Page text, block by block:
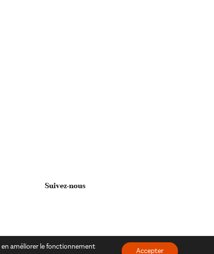
Suivez-nous
améliorer le fonctionnement
Accepter